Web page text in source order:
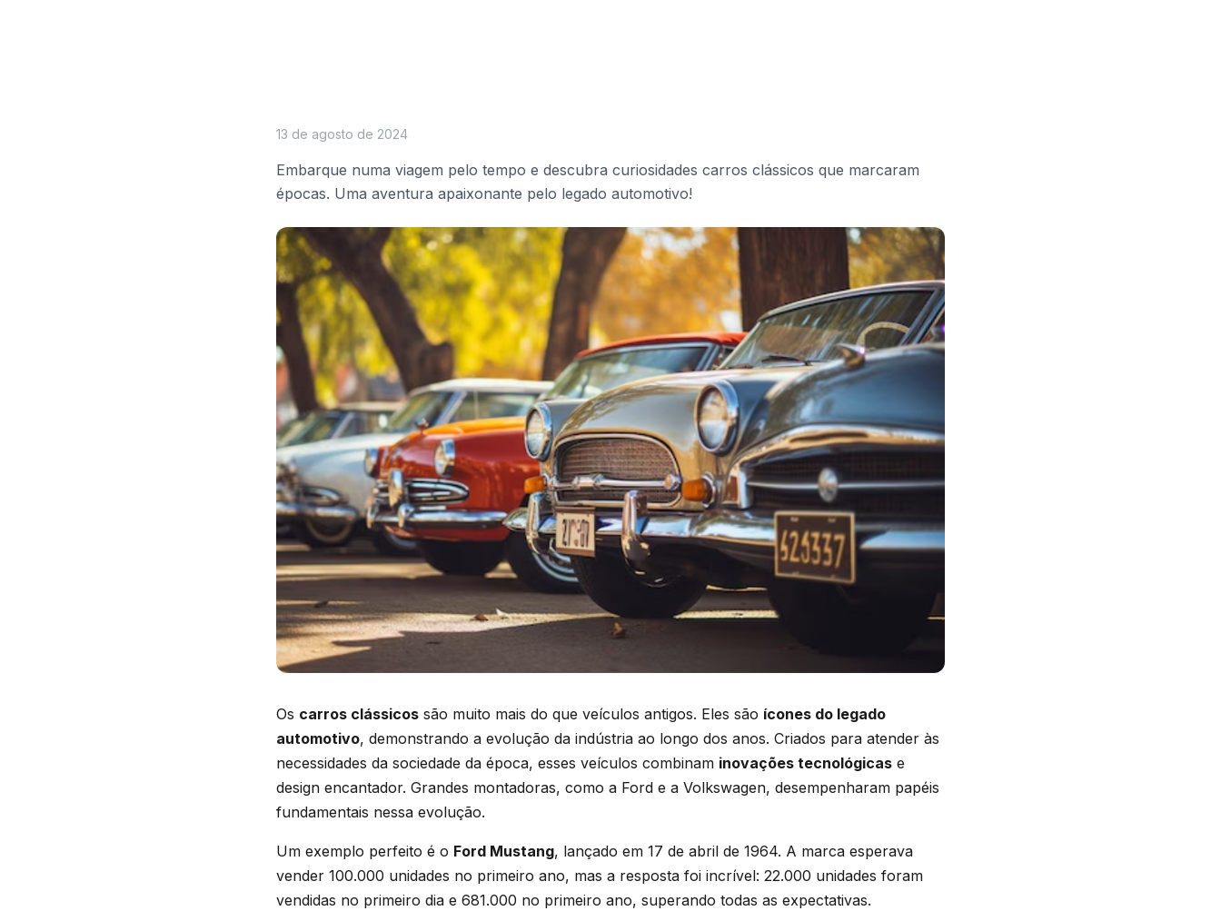
13 de agosto de 2024
Embarque numa viagem pelo tempo e descubra curiosidades carros clássicos que marcaram
épocas. Uma aventura apaixonante pelo legado automotivo!
Os carros clássicos são muito mais do que veículos antigos. Eles são ícones do legado
automotivo, demonstrando a evolução da indústria ao longo dos anos. Criados para atender às
necessidades da sociedade da época, esses veículos combinam inovações tecnológicas e
design encantador. Grandes montadoras, como a Ford e a Volkswagen, desempenharam papéis
fundamentais nessa evolução.
Um exemplo perfeito é o Ford Mustang, lançado em 17 de abril de 1964. A marca esperava
vender 100.000 unidades no primeiro ano, mas a resposta foi incrível: 22.000 unidades foram
vendidas no primeiro dia e 681.000 no primeiro ano, superando todas as expectativas.